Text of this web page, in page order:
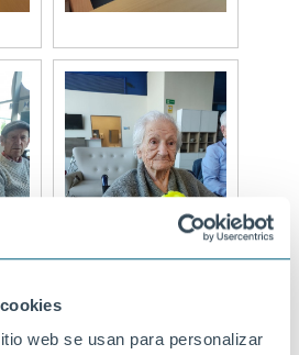
web se usan para personalizar